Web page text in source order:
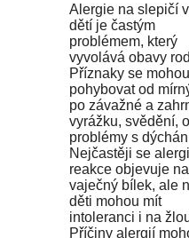
Alergie na slepičí
dětí je častým
problémem, který
vyvolává obavy
Příznaky se mohou
pohybovat od
po závažné a
vyrážku, svědění,
problémy s
Nejčastěji se
reakce objevuje na
vaječný bílek, ale
děti mohou mít
intoleranci i na
Příčiny alergií